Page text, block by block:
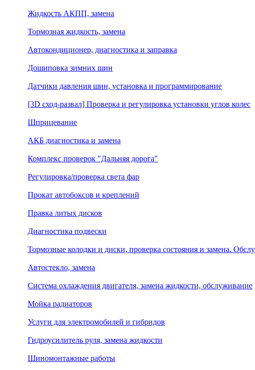
Жидкость АКПП, замена
Тормозная жидкость, замена
Автокондиционер, диагностика и заправка
Дошиповка зимних шин
Датчики давления шин, установка и программирование
[3D сход-развал] Проверка и регулировка установки углов колес
Шприцевание
АКБ диагностика и замена
Комплекс проверок "Дальняя дорога"
Регулировка/проверка света фар
Прокат автобоксов и креплений
Правка литых дисков
Диагностика подвески
Тормозные колодки и диски, проверка состояния и замена.
Автостекло, замена
Система охлаждения двигателя, замена жидкости, обслуживание
Мойка радиаторов
Услуги для электромобилей и гибридов
Гидроусилитель руля, замена жидкости
Шиномонтажные работы